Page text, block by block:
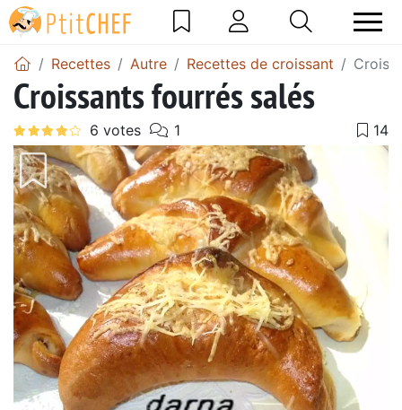
Recettes Autre Recettes de croissant
Croissants fourrés salés